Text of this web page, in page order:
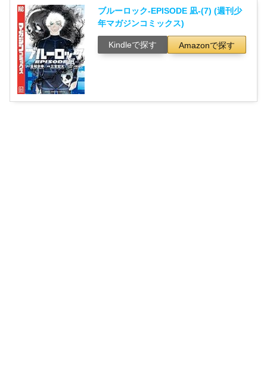
ブルーロック-EPISODE 凪-(7) (週刊少
年マガジンコミックス)
Kindleで探す Amazonで探す